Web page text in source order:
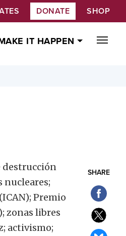
DONATE SHOP
IT HAPPEN
SHARE
destrucción
nucleares;
Premio
zonas libres
activismo;